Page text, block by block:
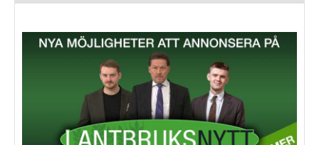
Stjerndahl vd för HIR Skåne,
fältdagar.